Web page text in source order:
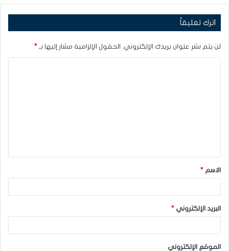
اترك تعليقاً
لن يتم نشر عنوان بريدك الإلكتروني. الحقول الإلزامية مشار إليها بـ *
ق
*
الاسم *
البريد الإلكتروني *
الموقع الإلكتروني